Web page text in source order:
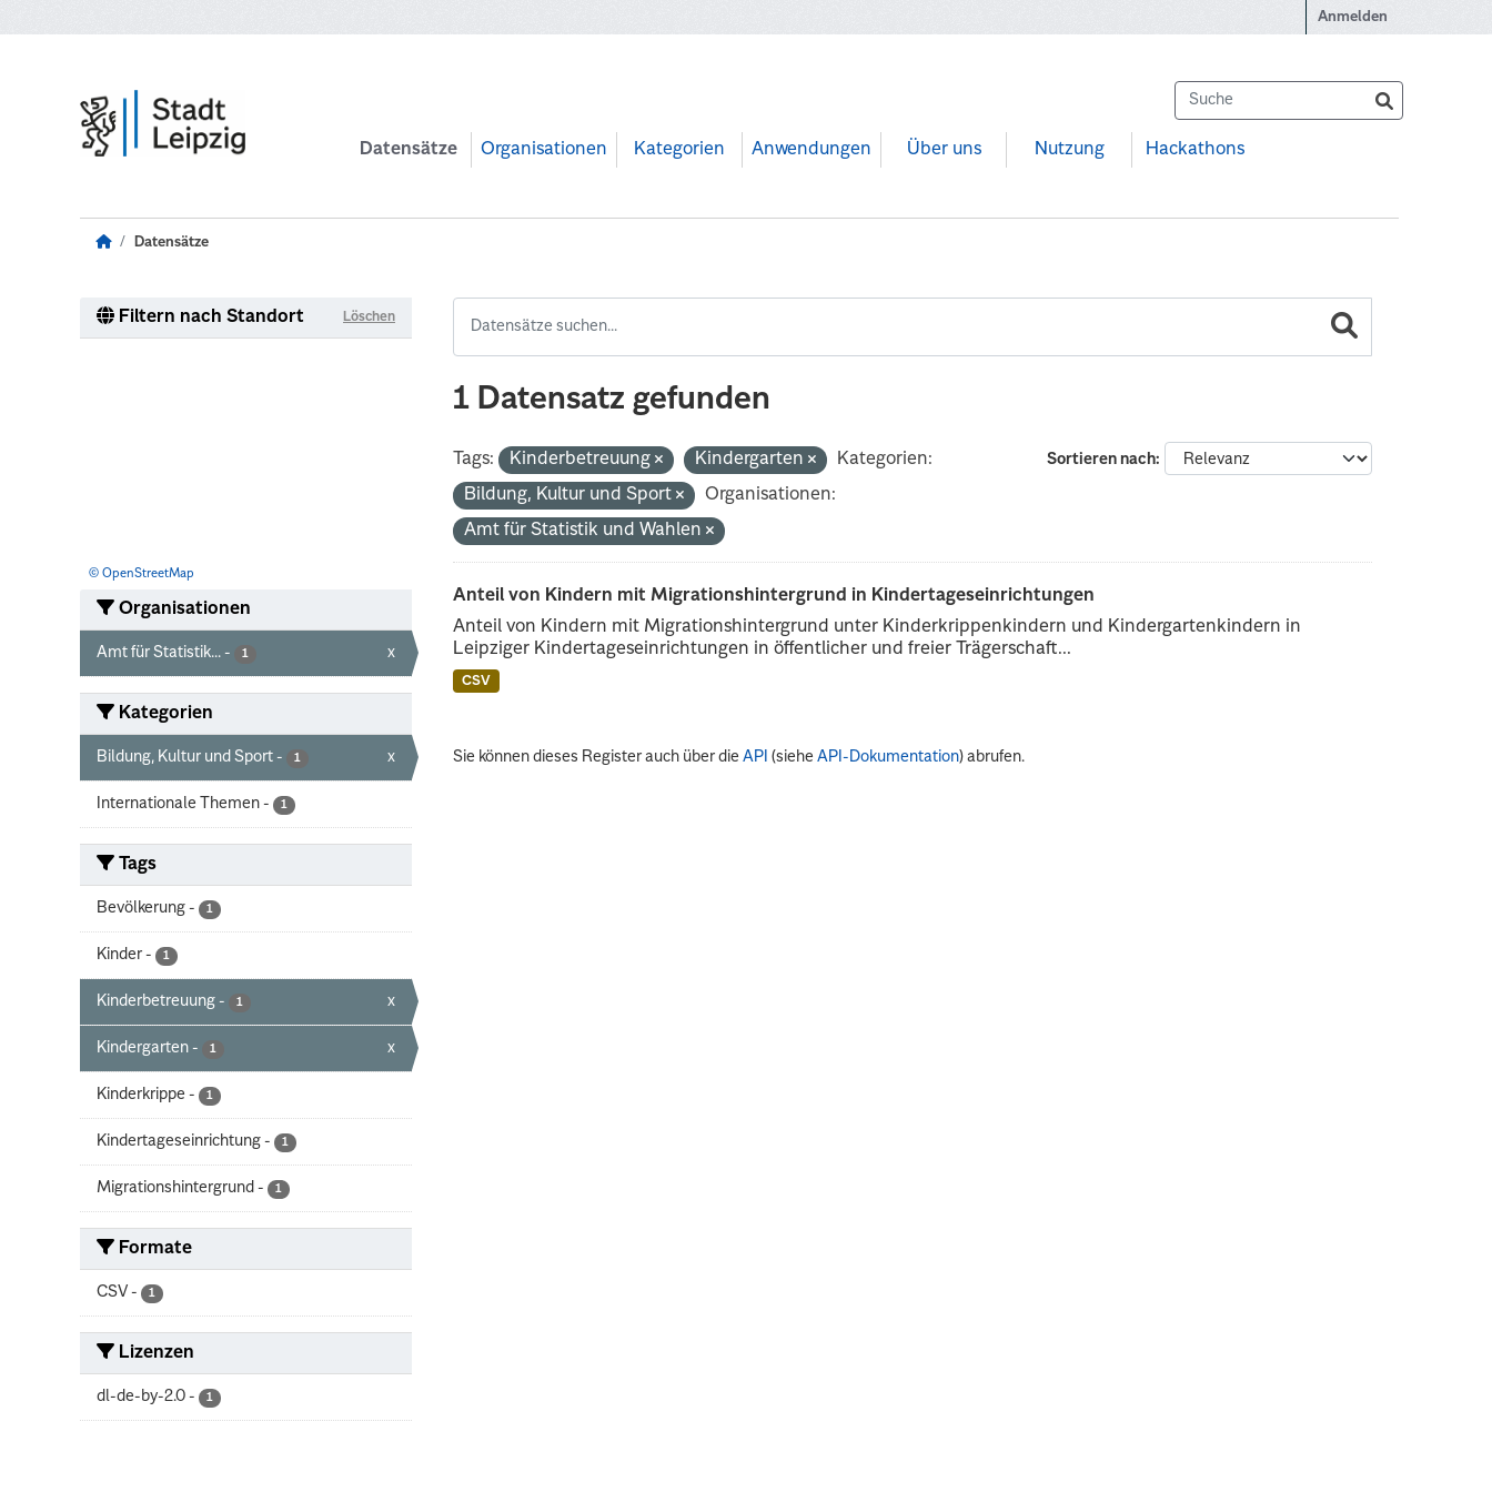
Anmelden
Datensätze Organisationen Kategorien Anwendungen Über uns Nutzung Hackathons
Datensätze
Filtern nach Standort Löschen
© OpenStreetMap
Organisationen
Amt für Statistik... - 1 x
Kategorien
Bildung, Kultur und Sport - 1 x
Internationale Themen - 1
Tags
Bevölkerung - 1
Kinder - 1
Kinderbetreuung - 1 x
Kindergarten - 1 x
Kinderkrippe - 1
Kindertageseinrichtung - 1
Migrationshintergrund - 1
Formate
CSV - 1
Lizenzen
dl-de-by-2.0 - 1
1 Datensatz gefunden
Sortieren nach
Tags: Kinderbetreuung Kindergarten
Kategorien:
Bildung, Kultur und Sport
Organisationen:
Amt für Statistik und Wahlen
Anteil von Kindern mit Migrationshintergrund in Kindertageseinrichtungen
Anteil von Kindern mit Migrationshintergrund unter Kinderkrippenkindern und Kindergartenkindern in
Leipziger Kindertageseinrichtungen in öffentlicher und freier Trägerschaft...
CSV
Sie können dieses Register auch über dieAPI (sieheAPI-Dokumentation) abrufen.